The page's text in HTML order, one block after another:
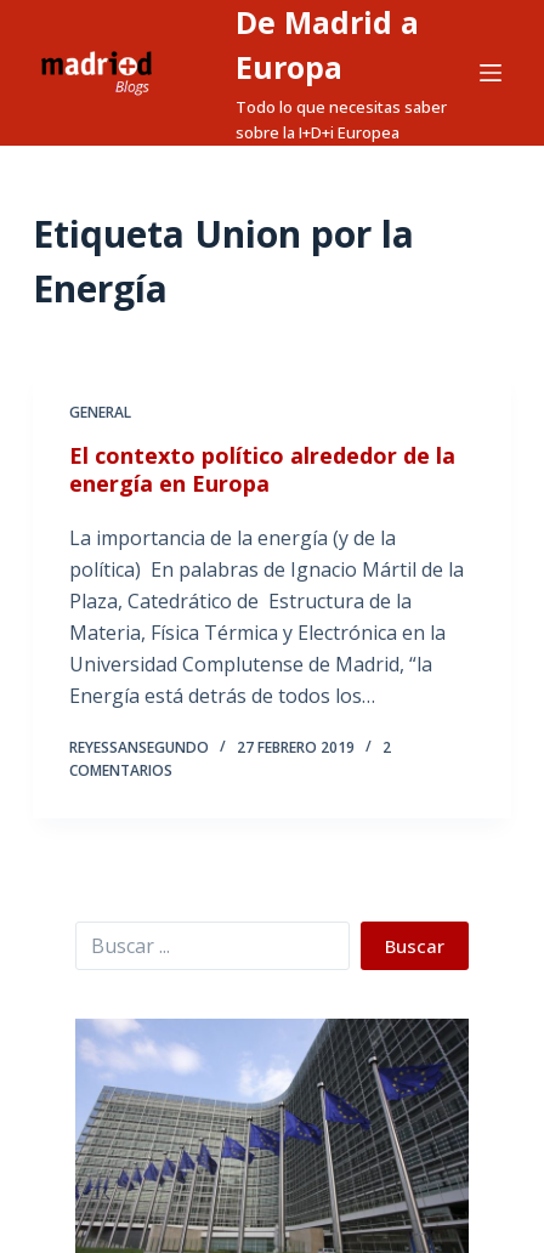
a
De Madrid a
Europa
Todo lo que necesitas saber
sobre la I+D+i Europea
Etiqueta Union por la
Energía
GENERAL
El contexto político alrededor de la
energía en Europa
La importancia de la energía (y de la
política) En palabras de Ignacio Mártil de la
Plaza, Catedrático de Estructura de la
Materia, Física Térmica y Electrónica en la
Universidad Complutense de Madrid, “la
Energía está detrás de todos los…
REYESSANSEGUNDO 27 FEBRERO 2019
2
COMENTARIOS
Buscar Buscar